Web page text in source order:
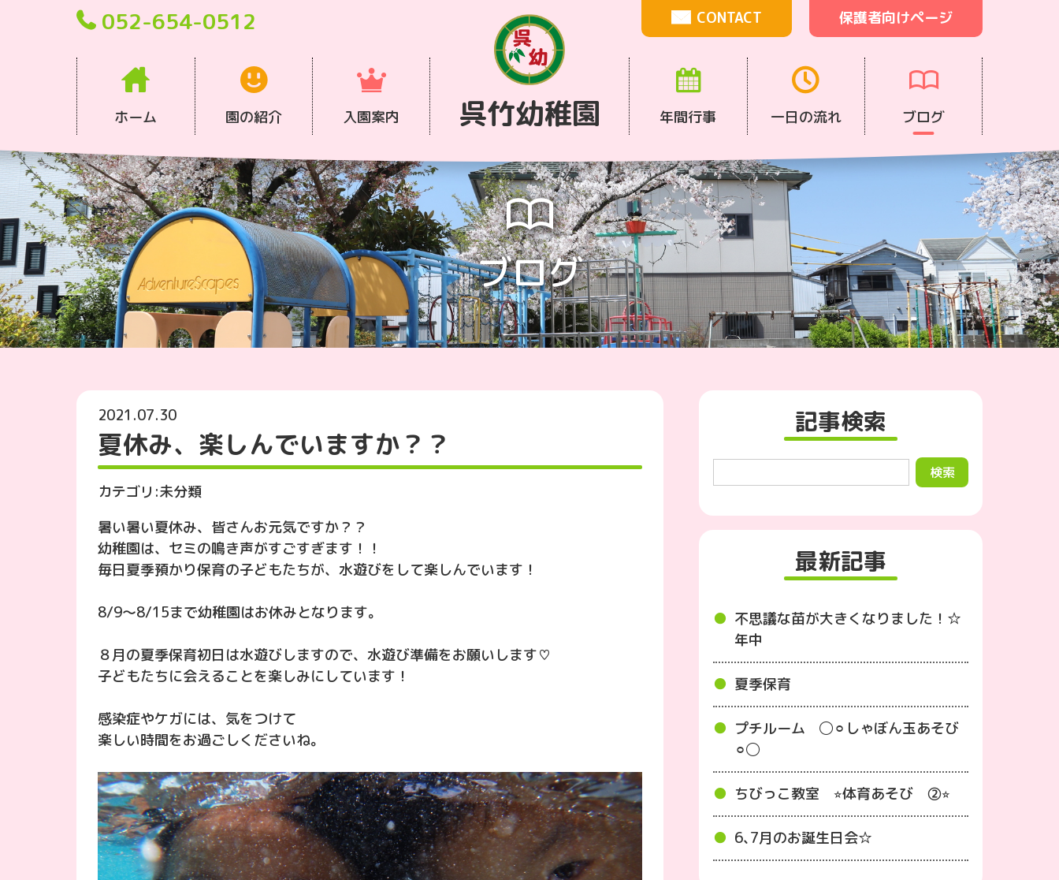
052-654-0512 CONTACT 保護者向けページ
呉竹幼稚園
ホーム 園の紹介 入園案内 年間行事 一日の流れ ブログ
ブログ
2021.07.30
夏休み、楽しんでいますか？？
カテゴリ:未分類
暑い暑い夏休み、皆さんお元気ですか？？
幼稚園は、セミの鳴き声がすごすぎます！！
毎日夏季預かり保育の子どもたちが、水遊びをして楽しんでいます！
8/9〜8/15まで幼稚園はお休みとなります。
８月の夏季保育初日は水遊びしますので、水遊び準備をお願いします♡
子どもたちに会えることを楽しみにしています！
感染症やケガには、気をつけて
楽しい時間をお過ごしくださいね。
記事検索
最新記事
不思議な苗が大きくなりました！☆
年中
夏季保育
プチルーム ◯⚪︎しゃぼん玉あそび
⚪︎◯
ちびっこ教室 ⭐︎体育あそび ②⭐︎
6､7月のお誕生日会☆